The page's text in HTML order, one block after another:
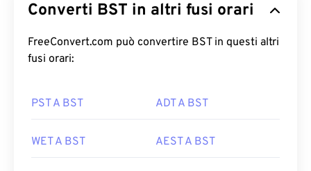
Converti BST in altri fusi orari
FreeConvert.com può convertire BST in questi altri
fusi orari:
PST A BST ADT A BST
WET A BST AEST A BST